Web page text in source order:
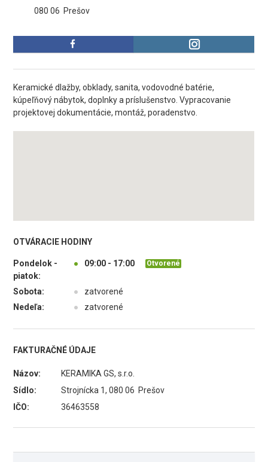
080 06 Prešov
Keramické dlažby, obklady, sanita, vodovodné batérie,
kúpeľňový nábytok, doplnky a príslušenstvo. Vypracovanie
projektovej dokumentácie, montáž, poradenstvo.
OTVÁRACIE HODINY
Pondelok -
piatok:
● 09:00 - 17:00 Otvorené
Sobota: ●
zatvorené
Nedeľa:
● zatvorené
FAKTURAČNÉ ÚDAJE
Názov:
KERAMIKA GS, s.r.o.
Sídlo:
Strojnícka 1, 080 06 Prešov
IČO:
36463558